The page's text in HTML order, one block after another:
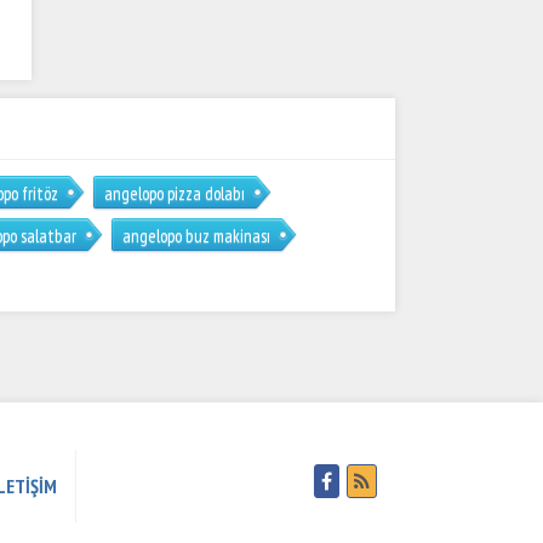
fritöz
angelopo pizza dolabı
salatbar
angelopo buz makinası